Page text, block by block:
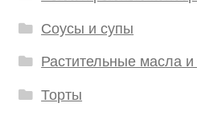
Соусы и супы
Растительные масла и
Торты